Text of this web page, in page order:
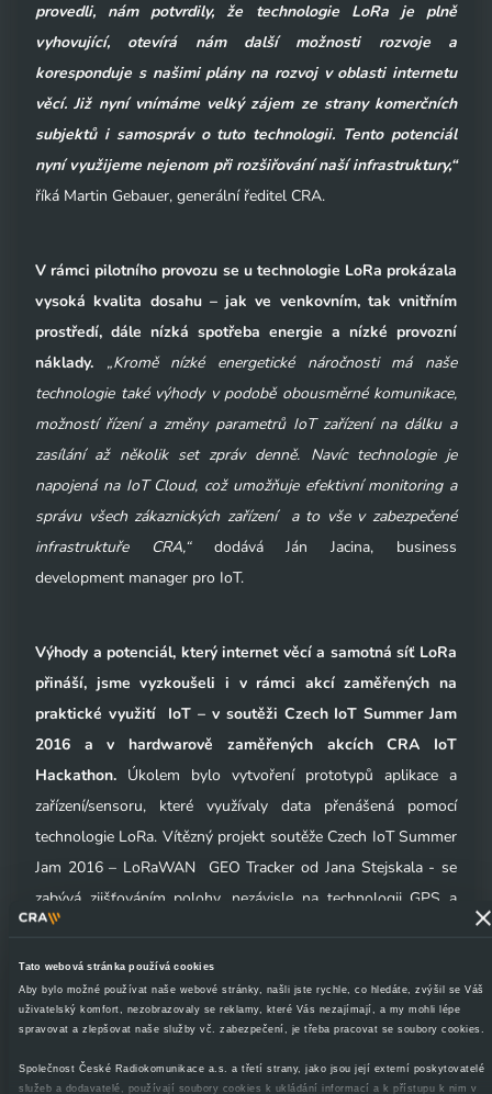
Tato webová stránka používá cookies
Aby bylo možné používat naše webové stránky, našli jste rychle, co hledáte, zvýšil se Váš
uživatelský komfort, nezobrazovaly se reklamy, které Vás nezajímají, a my mohli lépe
spravovat a zlepšovat naše služby vč. zabezpečení, je třeba pracovat se soubory cookies.
Společnost České Radiokomunikace a.s. a třetí strany, jako jsou její externí poskytovatelé
služeb a dodavatelé, používají soubory cookies k ukládání informací a k přístupu k nim v
provedli, nám potvrdily, že technologie LoRa je plně
vyhovující, otevírá nám další možnosti rozvoje a
koresponduje s našimi plány na rozvoj v oblasti internetu
věcí. Již nyní vnímáme velký zájem ze strany komerčních
subjektů i samospráv o tuto technologii. Tento potenciál
nyní využijeme nejenom při rozšiřování naší infrastruktury,“
říká Martin Gebauer, generální ředitel CRA.
V rámci pilotního provozu se u technologie LoRa prokázala
vysoká kvalita dosahu – jak ve venkovním, tak vnitřním
prostředí, dále nízká spotřeba energie a nízké provozní
náklady.
„Kromě nízké energetické náročnosti má naše
technologie také výhody v podobě obousměrné komunikace,
možností řízení a změny parametrů IoT zařízení na dálku a
zasílání až několik set zpráv denně. Navíc technologie je
napojená na IoT Cloud, což umožňuje efektivní monitoring a
správu všech zákaznických zařízení a to vše v zabezpečené
infrastruktuře CRA,“dodává Ján Jacina, business
development manager pro IoT.
Výhody a potenciál, který internet věcí a samotná síť LoRa
přináší, jsme vyzkoušeli i v rámci akcí zaměřených na
praktické využití IoT – v soutěži Czech IoT Summer Jam
2016 a v hardwarově zaměřených akcích CRA IoT
Hackathon. Úkolem bylo vytvoření prototypů aplikace a
zařízení/sensoru, které využívaly data přenášená pomocí
technologie LoRa. Vítězný projekt soutěže Czech IoT Summer
Jam 2016 – LoRaWAN GEO Tracker od Jana Stejskala - se
zabývá zjišťováním polohy, nezávisle na technologii GPS a
GSM. Uspěl také projekt společnosti Railsformers, jehož
účelem je monitoring osob/věcí v určitém prostoru (např.
vězňů, zaměstnanců apod.), tzv. geofencing, a Hluková mapa
společnosti OKsystem – projekt na sledování hlukové zátěže.
využívající GPS moduly, dále projekty pro sledování